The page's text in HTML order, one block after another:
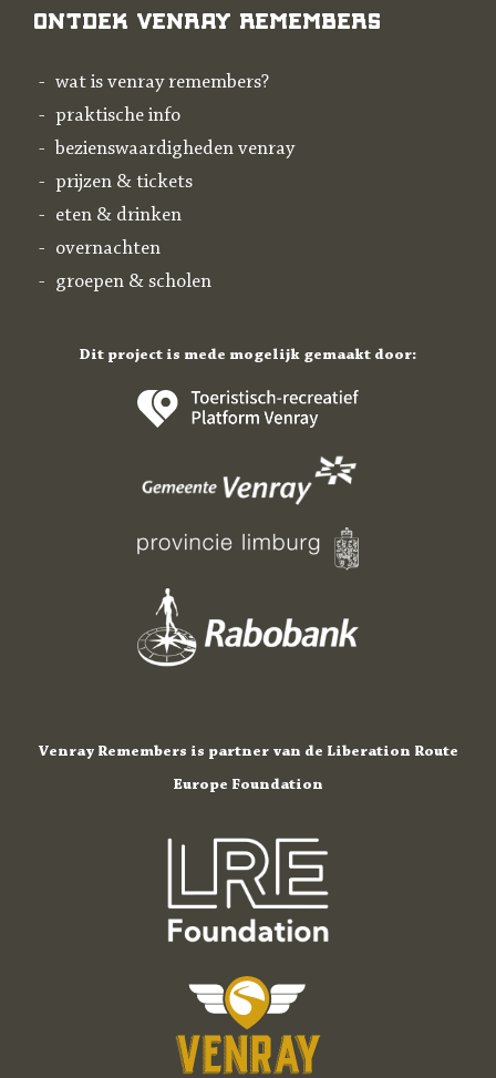
Ontdek Venray Remembers
wat is venray remembers?
praktische info
bezienswaardigheden venray
prijzen & tickets
eten & drinken
overnachten
groepen & scholen
Dit project is mede mogelijk gemaakt door:
Venray Remembers is partner van de Liberation Route
Europe Foundation